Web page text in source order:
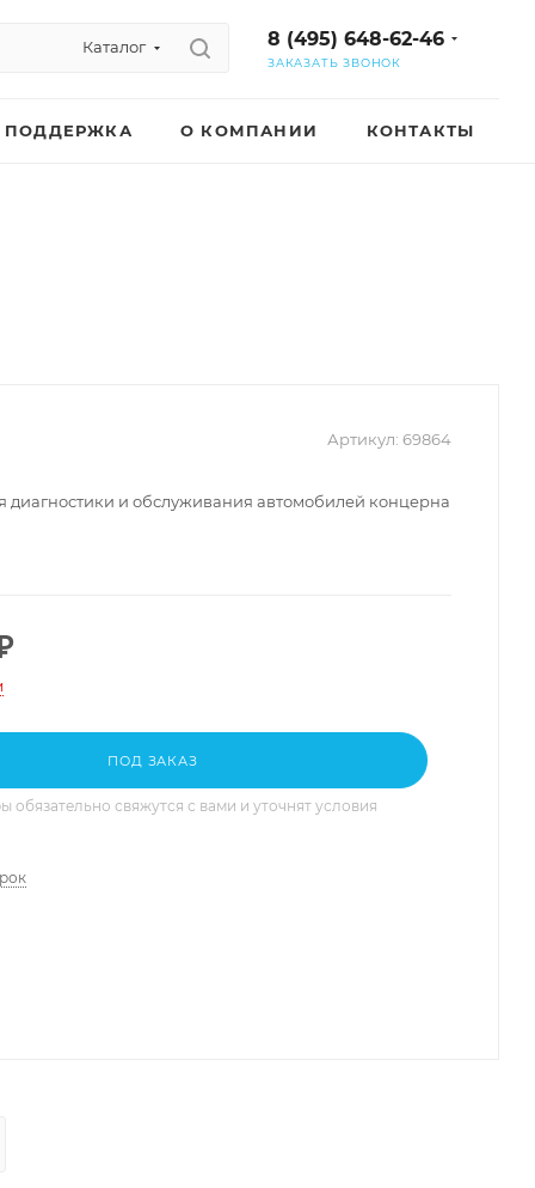
Каталог 8 (495) 648-62-46
ЗАКАЗАТЬ ЗВОНОК
ПОДДЕРЖКА О КОМПАНИИ КОНТАКТЫ
Артикул: 69864
диагностики и обслуживания автомобилей концерна
ПОД ЗАКАЗ
свяжутся с вами и уточнят условия